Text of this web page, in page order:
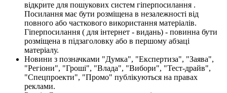
відкрите для пошукових систем гіперпосилання .
Посилання має бути розміщена в незалежності від
повного або часткового використання матеріалів.
Гіперпосилання ( для інтернет - видань) - повинна бути
розміщена в підзаголовку або в першому абзаці
матеріалу.
Новини з позначками "Думка", "Експертиза", "Заява",
"Регіони", "Гроші", "Влада", "Вибори", "Тест-драйв",
"Спецпроекти", "Промо" публікуються на правах
реклами.